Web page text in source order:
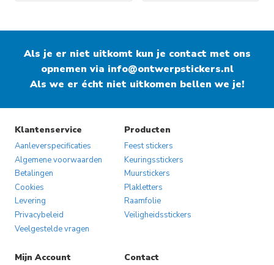
Als je er niet uitkomt kun je contact met ons
opnemen via info@ontwerpstickers.nl
Als we er écht niet uitkomen bellen we je!
Klantenservice
Aanleverspecificaties
Algemene voorwaarden
Betalingen
Cookies
Levering
Privacybeleid
Veelgestelde vragen
Producten
Feest stickers
Keuringsstickers
Muurstickers
Plakletters
Raamfolie
Veiligheidsstickers
Mijn Account Contact